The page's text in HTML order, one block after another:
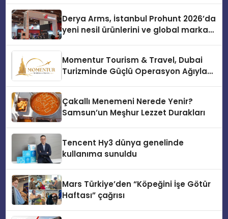
Derya Arms, İstanbul Prohunt 2026’da
yeni nesil ürünlerini ve global marka
Momentur Tourism & Travel, Dubai
Turizminde Güçlü Operasyon Ağıyla
Çakallı Menemeni Nerede Yenir?
Samsun’un Meşhur Lezzet Durakları
Tencent Hy3 dünya genelinde
kullanıma sunuldu
Mars Türkiye’den “Köpeğini İşe Götür
Haftası” çağrısı